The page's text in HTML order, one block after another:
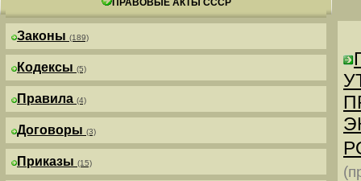
ПРАВОВЫЕ АКТЫ СССР
Законы (189)
Кодексы (5)
Правила (4)
Договоры (3)
Приказы (15)